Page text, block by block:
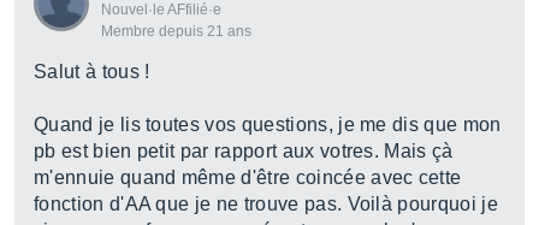
Nouvel·le AFfilié·e
Membre depuis 21 ans
Salut à tous !
Quand je lis toutes vos questions, je me dis que mon
pb est bien petit par rapport aux votres. Mais çà
m'ennuie quand même d'être coincée avec cette
fonction d'AA que je ne trouve pas. Voilà pourquoi je